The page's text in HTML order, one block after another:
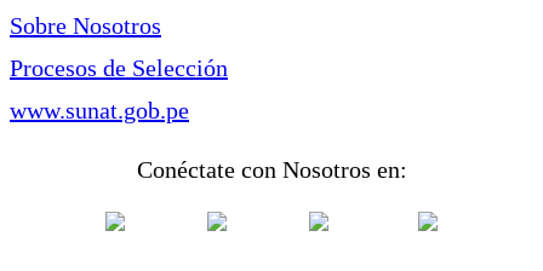
Sobre Nosotros
Procesos de Selección
www.sunat.gob.pe
Conéctate con Nosotros en: